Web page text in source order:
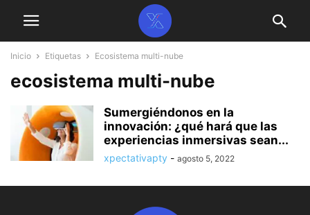
Inicio Etiquetas Ecosistema multi-nube
ecosistema multi-nube
Sumergiéndonos en la
innovación: ¿qué hará que las
experiencias inmersivas sean...
xpectativapty - agosto 5, 2022